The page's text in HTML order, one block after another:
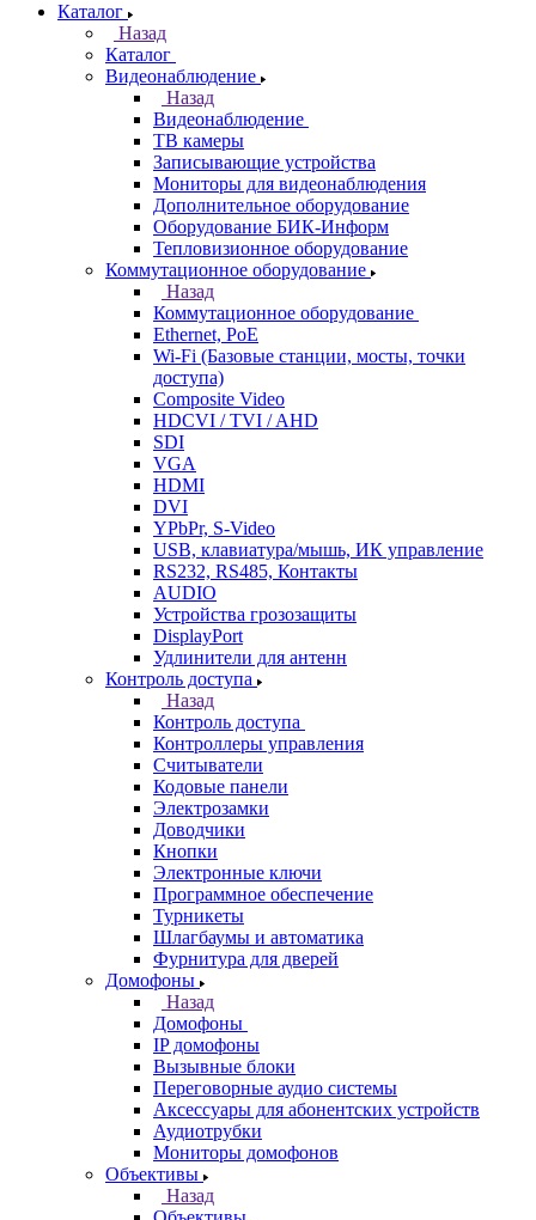
Каталог
Назад
Каталог
Видеонаблюдение
Назад
Видеонаблюдение
ТВ камеры
Записывающие устройства
Мониторы для видеонаблюдения
Дополнительное оборудование
Оборудование БИК-Информ
Тепловизионное оборудование
Коммутационное оборудование
Назад
Коммутационное оборудование
Ethernet, PoE
Wi-Fi (Базовые станции, мосты, точки
доступа)
Composite Video
HDCVI / TVI / AHD
SDI
VGA
HDMI
DVI
YPbPr, S-Video
USB, клавиатура/мышь, ИК управление
RS232, RS485, Контакты
AUDIO
Устройства грозозащиты
DisplayPort
Удлинители для антенн
Контроль доступа
Назад
Контроль доступа
Контроллеры управления
Считыватели
Кодовые панели
Электрозамки
Доводчики
Кнопки
Электронные ключи
Программное обеспечение
Турникеты
Шлагбаумы и автоматика
Фурнитура для дверей
Домофоны
Назад
Домофоны
IP домофоны
Вызывные блоки
Переговорные аудио системы
Аксессуары для абонентских устройств
Аудиотрубки
Мониторы домофонов
Объективы
Назад